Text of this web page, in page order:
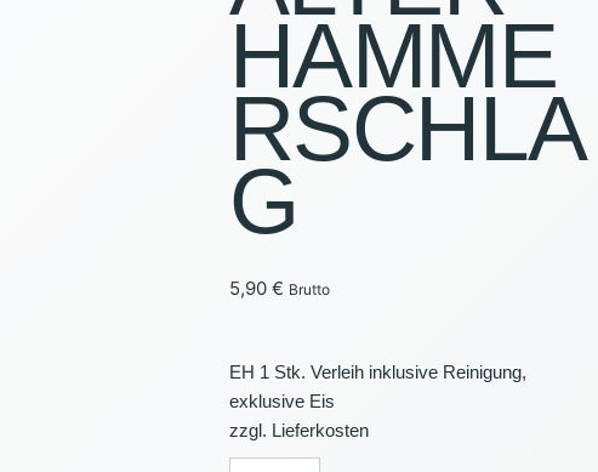
PAVILLONS
BELEUCHTUNG &
VERANSTALTUNGSTECHNIK
VERKAUFSARTIKEL
HAMME
RSCHLA
G
5,90 € Brutto
EH 1 Stk. Verleih inklusive Reinigung,
exklusive Eis
zzgl. Lieferkosten